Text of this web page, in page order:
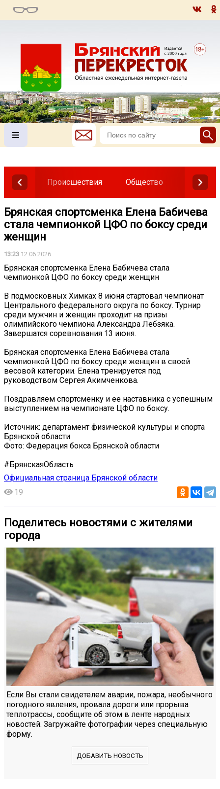
Происшествия Общество Власть
Брянская спортсменка Елена Бабичева
стала чемпионкой ЦФО по боксу среди
женщин
13:23 12.06.2026
Брянская спортсменка Елена Бабичева стала
чемпионкой ЦФО по боксу среди женщин
В подмосковных Химках 8 июня стартовал чемпионат
Центрального федерального округа по боксу. Турнир
среди мужчин и женщин проходит на призы
олимпийского чемпиона Александра Лебзяка.
Завершатся соревнования 13 июня.
Брянская спортсменка Елена Бабичева стала
чемпионкой ЦФО по боксу среди женщин в своей
весовой категории. Елена тренируется под
руководством Сергея Акимченкова.
Поздравляем спортсменку и ее наставника с успешным
выступлением на чемпионате ЦФО по боксу.
Источник: департамент физической культуры и спорта
Брянской области
Фото: Федерация бокса Брянской области
#БрянскаяОбласть
Официальная страница Брянской области
19
Поделитесь новостями с жителями
города
Если Вы стали свидетелем аварии, пожара, необычного
погодного явления, провала дороги или прорыва
теплотрассы, сообщите об этом в ленте народных
новостей. Загружайте фотографии через специальную
форму.
ДОБАВИТЬ НОВОСТЬ